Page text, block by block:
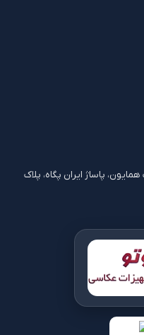
پاساژ ایران پگاه، پلاک